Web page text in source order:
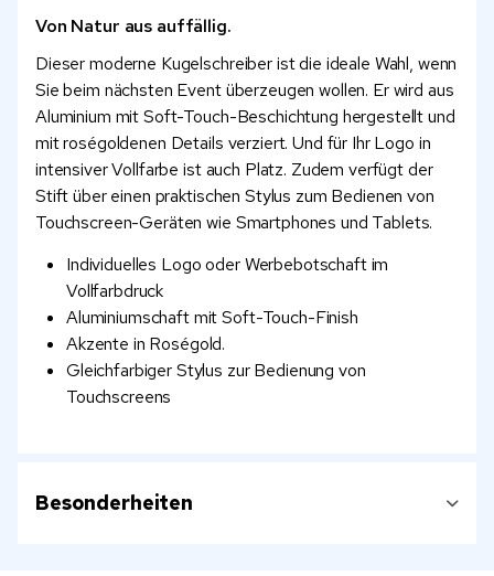
Von Natur aus auffällig.
Dieser moderne Kugelschreiber ist die ideale Wahl, wenn
Sie beim nächsten Event überzeugen wollen. Er wird aus
Aluminium mit Soft-Touch-Beschichtung hergestellt und
mit roségoldenen Details verziert. Und für Ihr Logo in
intensiver Vollfarbe ist auch Platz. Zudem verfügt der
Stift über einen praktischen Stylus zum Bedienen von
Touchscreen-Geräten wie Smartphones und Tablets.
Individuelles Logo oder Werbebotschaft im
Vollfarbdruck
Aluminiumschaft mit Soft-Touch-Finish
Akzente in Roségold.
Gleichfarbiger Stylus zur Bedienung von
Touchscreens
Besonderheiten